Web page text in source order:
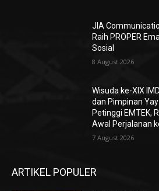
JIA
Raih PROPER
Sosial
8 August 2026
Wisuda ke-XIX
dan Pimpinan
Petinggi EMTEK,
Awal Perjalanan
7 August 2026
ARTIKEL POPULER